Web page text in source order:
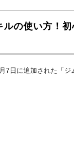
の使い方！
7日に追加された「ジ